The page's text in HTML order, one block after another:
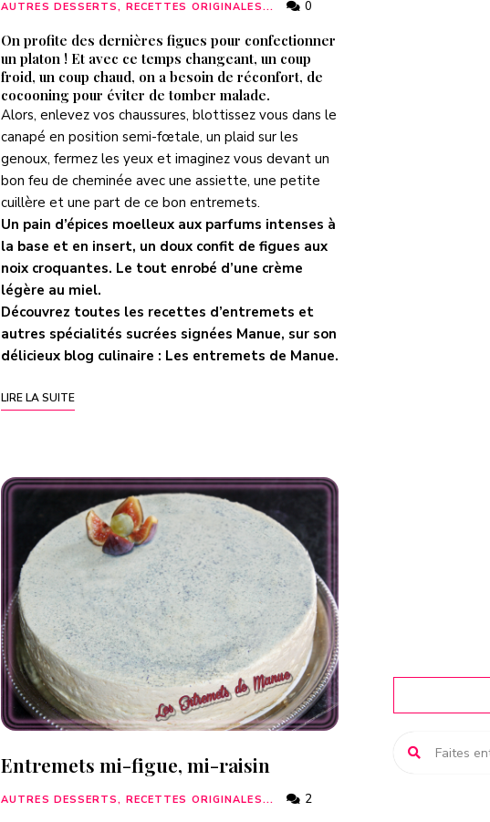
AUTRES DESSERTS, RECETTES ORIGINALES... 0
On profite des dernières figues pour confectionner
un platon ! Et avec ce temps changeant, un coup
froid, un coup chaud, on a besoin de réconfort, de
cocooning pour éviter de tomber malade.
Alors, enlevez vos chaussures, blottissez vous dans le
canapé en position semi-fœtale, un plaid sur les
genoux, fermez les yeux et imaginez vous devant un
bon feu de cheminée avec une assiette, une petite
cuillère et une part de ce bon entremets.
Un pain d’épices moelleux aux parfums intenses à
la base et en insert, un doux confit de figues aux
noix croquantes. Le tout enrobé d’une crème
légère au miel.
Découvrez toutes les recettes d’entremets et
autres spécialités sucrées signées Manue, sur son
délicieux blog culinaire : Les entremets de Manue.
LIRE LA SUITE
Entremets mi-figue, mi-raisin
AUTRES DESSERTS, RECETTES ORIGINALES... 2